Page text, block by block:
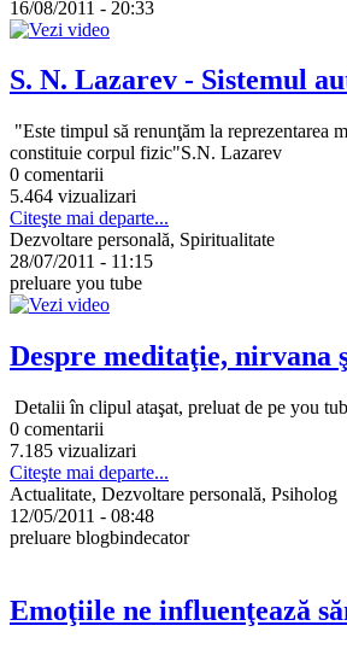
16/08/2011 - 20:33
S. N. Lazarev - Sistemul
"Este timpul să renunţăm la reprezentarea
constituie corpul fizic"S.N. Lazarev
0 comentarii
5.464 vizualizari
Citeşte mai departe...
Dezvoltare personală, Spiritualitate
28/07/2011 - 11:15
preluare you tube
Despre meditaţie, nirvana
Detalii în clipul ataşat, preluat de pe you
0 comentarii
7.185 vizualizari
Citeşte mai departe...
Actualitate, Dezvoltare personală, Psiholog
12/05/2011 - 08:48
preluare blogbindecator
Emoţiile ne influenţează